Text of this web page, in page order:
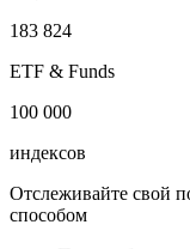
183 824
ETF & Funds
100 000
индексов
Отслеживайте свой
способом